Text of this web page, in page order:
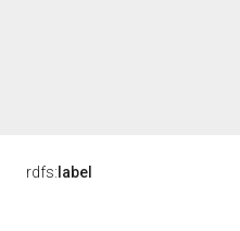
rdfs: label